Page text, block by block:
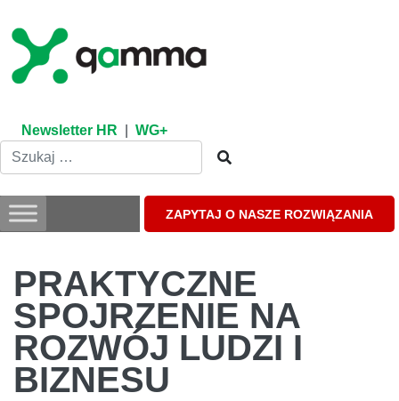
content
Newsletter HR WG+
ZAPYTAJ O NASZE ROZWIĄZANIA
PRAKTYCZNE
SPOJRZENIE NA
ROZWÓJ LUDZI I
BIZNESU